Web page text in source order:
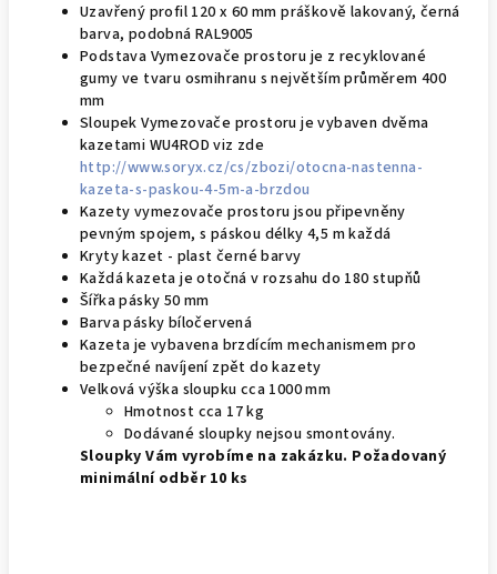
Uzavřený profil 120 x 60 mm práškově lakovaný, černá
barva, podobná RAL9005
Podstava Vymezovače prostoru je z recyklované
gumy ve tvaru osmihranu s největším průměrem 400
mm
Sloupek Vymezovače prostoru je vybaven dvěma
kazetami WU4ROD viz zde
http://www.soryx.cz/cs/zbozi/otocna-nastenna-
kazeta-s-paskou-4-5m-a-brzdou
Kazety vymezovače prostoru jsou připevněny
pevným spojem, s páskou délky 4,5 m každá
Kryty kazet - plast černé barvy
Každá kazeta je otočná v rozsahu do 180 stupňů
Šířka pásky 50 mm
Barva pásky bíločervená
Kazeta je vybavena brzdícím mechanismem pro
bezpečné navíjení zpět do kazety
Velková výška sloupku cca 1000 mm
Hmotnost cca 17 kg
Dodávané sloupky nejsou smontovány.
Sloupky Vám vyrobíme na zakázku. Požadovaný
minimální odběr 10 ks